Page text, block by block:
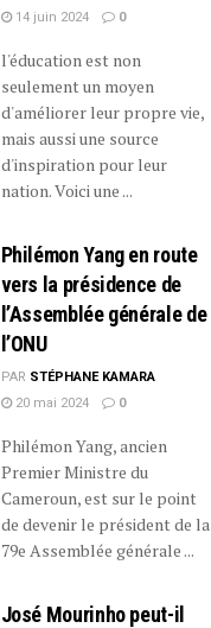
14 juin 2024
0
l'éducation est non
seulement un moyen
d'améliorer leur propre vie,
mais aussi une source
d'inspiration pour leur
nation. Voici une ...
Philémon Yang en route
vers la présidence de
l’Assemblée générale de
l’ONU
PAR STÉPHANE KAMARA
20 mai 2024
0
Philémon Yang, ancien
Premier Ministre du
Cameroun, est sur le point
de devenir le président de la
79e Assemblée générale ...
José Mourinho peut-il